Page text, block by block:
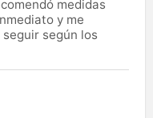
medidas
y me
según los